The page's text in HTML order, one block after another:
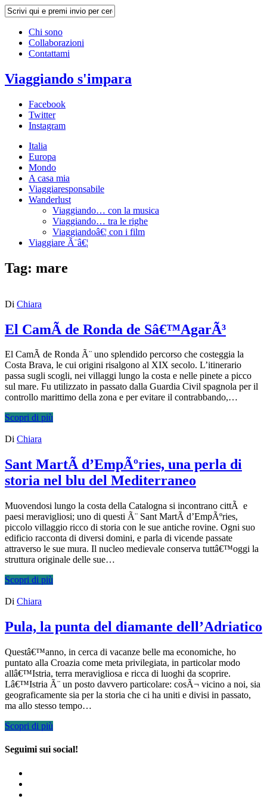
Chi sono
Collaborazioni
Contattami
Viaggiando s'impara
Facebook
Twitter
Instagram
Italia
Europa
Mondo
A casa mia
Viaggiaresponsabile
Wanderlust
Viaggiando… con la musica
Viaggiando… tra le righe
Viaggiandoâ€¦ con i film
Viaggiare Ã¨â€¦
Tag: mare
Di Chiara
El CamÃ­ de Ronda de Sâ€™AgarÃ³
El CamÃ­ de Ronda Ã¨ uno splendido percorso che costeggia la
Costa Brava, le cui origini risalgono al XIX secolo. L’itinerario
passa sugli scogli, nei villaggi lungo la costa e nelle pinete a picco
sul mare. Fu utilizzato in passato dalla Guardia Civil spagnola per il
controllo marittimo della zona e per evitare il contrabbando,…
Scopri di più
Di Chiara
Sant MartÃ­ d’EmpÃºries, una perla di
storia nel blu del Mediterraneo
Muovendosi lungo la costa della Catalogna si incontrano cittÃ e
paesi meravigliosi; uno di questi Ã¨ Sant MartÃ­ d’EmpÃºries,
piccolo villaggio ricco di storia con le sue antiche rovine. Ogni suo
edificio racconta di diversi domini, e parla di vicende passate
attraverso le sue mura. Il nucleo medievale conserva tuttâ€™oggi la
struttura originale delle sue…
Scopri di più
Di Chiara
Pula, la punta del diamante dell’Adriatico
Questâ€™anno, in cerca di vacanze belle ma economiche, ho
puntato alla Croazia come meta privilegiata, in particolar modo
allâ€™Istria, terra meravigliosa e ricca di luoghi da scoprire.
Lâ€™Istria Ã¨ un posto davvero particolare: cosÃ¬ vicino a noi, sia
geograficamente sia per la storia che ci ha uniti e divisi in passato,
ma allo stesso tempo…
Scopri di più
Seguimi sui social!